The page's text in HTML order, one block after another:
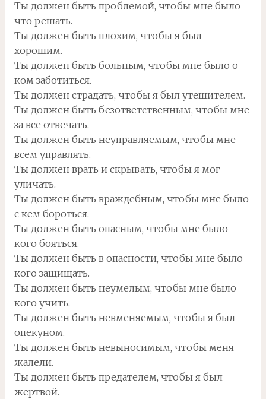
Ты должен быть проблемой, чтобы мне было
что решать.
Ты должен быть плохим, чтобы я был
хорошим.
Ты должен быть больным, чтобы мне было о
ком заботиться.
Ты должен страдать, чтобы я был утешителем.
Ты должен быть безответственным, чтобы мне
за все отвечать.
Ты должен быть неуправляемым, чтобы мне
всем управлять.
Ты должен врать и скрывать, чтобы я мог
уличать.
Ты должен быть враждебным, чтобы мне было
с кем бороться.
Ты должен быть опасным, чтобы мне было
кого бояться.
Ты должен быть в опасности, чтобы мне было
кого защищать.
Ты должен быть неумелым, чтобы мне было
кого учить.
Ты должен быть невменяемым, чтобы я был
опекуном.
Ты должен быть невыносимым, чтобы меня
жалели.
Ты должен быть предателем, чтобы я был
жертвой.